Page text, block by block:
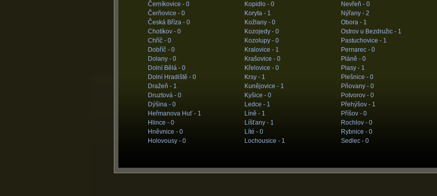
Černíkovice - 0
Čerňovice - 0
Česká Bříza - 0
Chotíkov - 0
Chříč - 0
Dobříč - 0
Dolany - 0
Dolní Bělá - 0
Dolní Hradiště - 0
Dražeň - 1
Druztová - 0
Dýšina - 0
Heřmanova Huť - 1
Hlince - 0
Hněvnice - 0
Holovousy - 0
Kopidlo - 0
Koryta - 1
Kožlany - 0
Kozojedy - 0
Kozolupy - 0
Kralovice - 1
Krašovice - 0
Křelovice - 0
Krsy - 1
Kunějovice - 1
Kyšice - 0
Ledce - 1
Líně - 1
Líšťany - 1
Líté - 0
Lochousice - 1
Nevřeň - 0
Nýřany - 2
Obora - 1
Ostrov u Bezdružic - 1
Pastuchovice - 1
Pernarec - 0
Pláně - 0
Plasy - 1
Plešnice - 0
Pňovany - 0
Potvorov - 0
Přehýšov - 1
Příšov - 0
Rochlov - 0
Rybnice - 0
Sedlec - 0